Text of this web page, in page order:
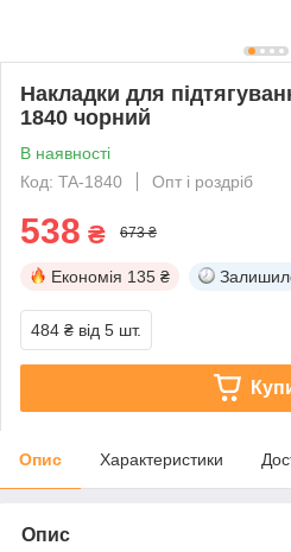
Накладки для
1840 чорний
В наявності
Код: TA-1840
Опт і роздріб
538 ₴ 673 ₴
Економія 135 ₴
484 ₴ від 5 шт.
Опис Характеристики
Опис